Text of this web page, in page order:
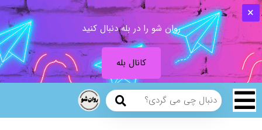
روان شو را در بله دنبال کنید
کانال بله